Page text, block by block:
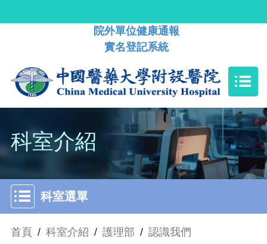
院外單位健康通報
實名登記系統
科室介紹
科室選單
首頁 / 科室介紹 / 護理部 / 認識我們